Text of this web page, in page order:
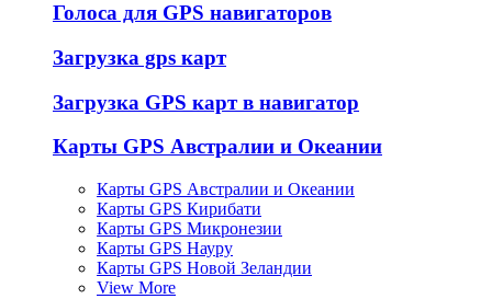
Голоса для GPS навигаторов
Загрузка gps карт
Загрузка GPS карт в навигатор
Карты GPS Австралии и Океании
Карты GPS Австралии и Океании
Карты GPS Кирибати
Карты GPS Микронезии
Карты GPS Науру
Карты GPS Новой Зеландии
View More